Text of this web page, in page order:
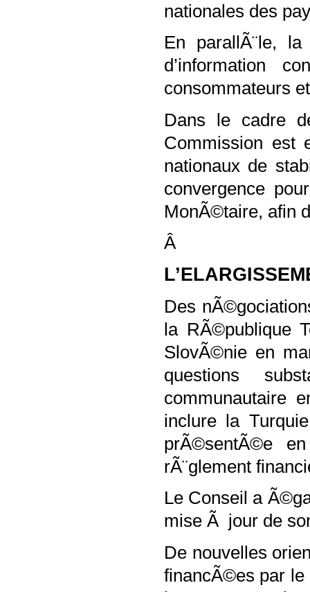
nationales des
En parallÃ¨le,
d’information
consommateurs
Dans le cadre
Commission est
nationaux de
convergence
MonÃ©taire, afin
Â
Des
la RÃ©publique
SlovÃ©nie en
questions
communautaire
inclure la
prÃ©sentÃ©e
rÃ¨glement
Le Conseil a
mise Ã jour de
De nouvelles
financÃ©es par le